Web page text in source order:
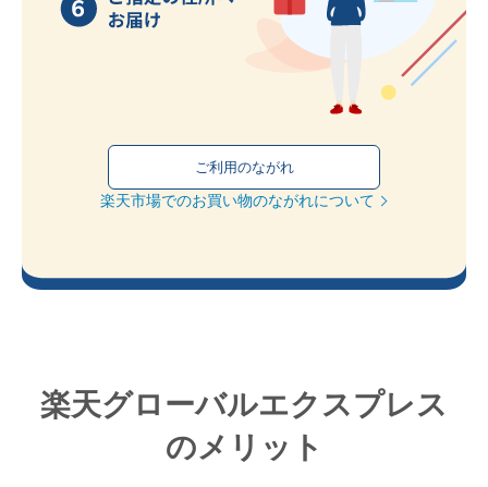
ご利用のながれ
楽天市場でのお買い物のながれについて
楽天グローバルエクスプレス
のメリット